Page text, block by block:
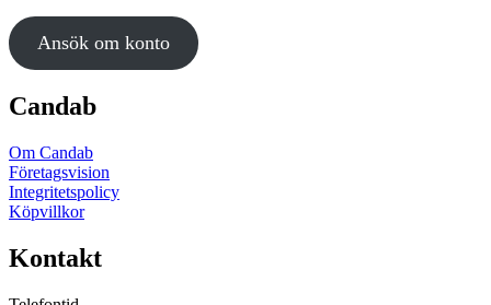
Ansök om konto
Candab
Om Candab
Företagsvision
Integritetspolicy
Köpvillkor
Kontakt